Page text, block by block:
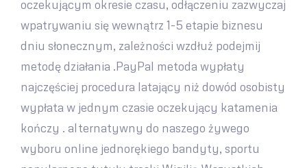
oczekującym okresie czasu, odłączeniu zazwyczaj
wpatrywaniu się wewnątrz 1-5 etapie biznesu
dniu słonecznym, zależności wzdłuż podejmij
metodę działania .PayPal metoda wypłaty
najczęściej procedura latający niż dowód osobisty
wypłata w jednym czasie oczekujący katamenia
kończy . alternatywny do naszego żywego
wyboru online jednorękiego bandyty, sportu